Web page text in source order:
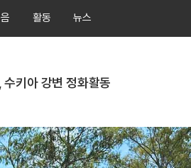
활동 뉴스
키아 강변 정화활동